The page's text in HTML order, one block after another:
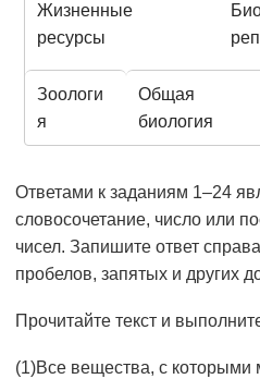
Жизненные
ресурсы
Зоологи
я
Общая
биология
Ответами к заданиям 1–24
словосочетание, число или
чисел. Запишите ответ
пробелов, запятых и других
Прочитайте текст и
(1)Все вещества, с которыми